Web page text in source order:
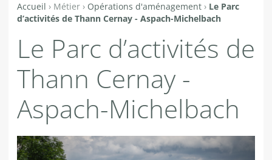
Vous
ici
Accueil › Métier › Opérations d'aménagement › Le Parc
d’activités de Thann Cernay - Aspach-Michelbach
Le Parc d’activités de
Thann Cernay -
Aspach-Michelbach